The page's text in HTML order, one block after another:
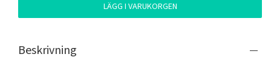
LÄGG I VARUKORGEN
Beskrivning